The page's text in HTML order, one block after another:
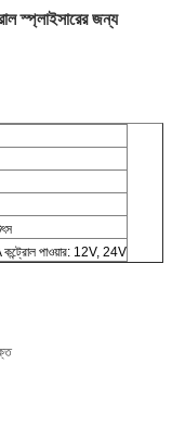
স্প্লাইসারের জন্য
পাওয়ার: 12V, 24V